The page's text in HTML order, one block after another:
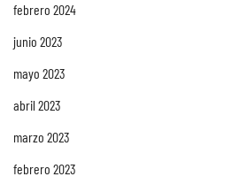
febrero 2024
junio 2023
mayo 2023
abril 2023
marzo 2023
febrero 2023